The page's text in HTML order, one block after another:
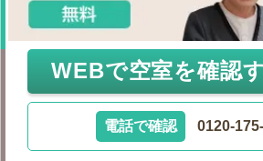
WEBで空室を確認
電話で確認 0120-